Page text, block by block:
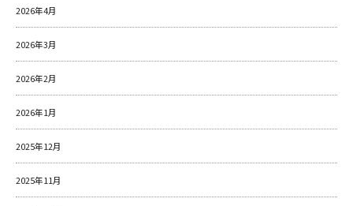
2026年4月
2026年3月
2026年2月
2026年1月
2025年12月
2025年11月